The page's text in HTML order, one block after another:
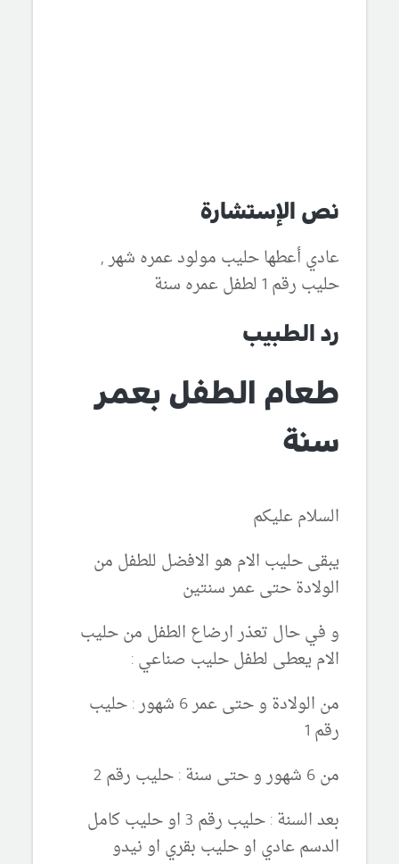
نص الإستشارة
عادي أعطها حليب مولود عمره شهر ,
حليب رقم 1 لطفل عمره سنة
رد الطبيب
طعام الطفل بعمر
سنة
السلام عليكم
يبقى حليب الام هو الافضل للطفل من
الولادة حتى عمر سنتين
و في حال تعذر ارضاع الطفل من حليب
الام يعطى لطفل حليب صناعي :
من الولادة و حتى عمر 6 شهور : حليب
رقم 1
من 6 شهور و حتى سنة : حليب رقم 2
بعد السنة : حليب رقم 3 او حليب كامل
الدسم عادي او حليب بقري او نيدو